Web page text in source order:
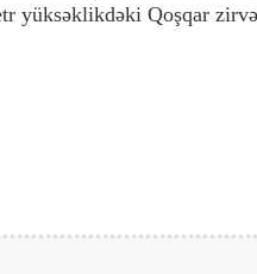
yüksəklikdəki Qoşqar